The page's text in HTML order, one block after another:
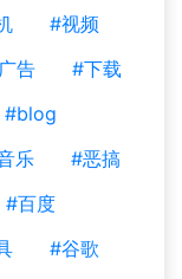
#视频
告
#下载
#blog
乐
#恶搞
#百度
#谷歌